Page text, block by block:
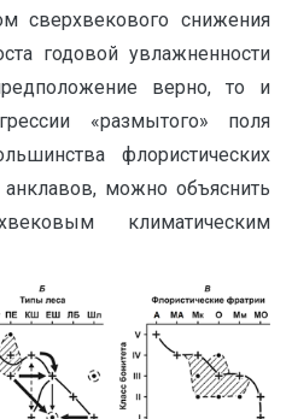
сверхвекового снижения
годовой увлажненности
верно, то и
«размытого» поля
флористических
можно объяснить
климатическим